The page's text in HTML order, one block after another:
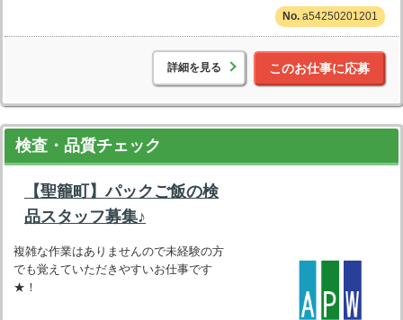
a54250201201
詳細を見る このお仕事に応募
検査・品質チェック
【聖籠町】パックご飯の検
品スタッフ募集♪
複雑な作業はありませんので未経験の方
でも覚えていただきやすいお仕事です
★！